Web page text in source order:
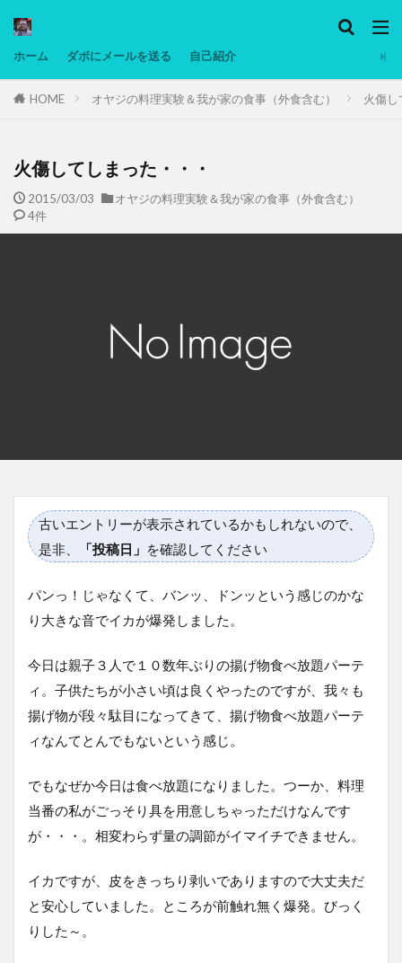
ホーム ダボにメールを送る 自己紹介
HOME オヤジの料理実験＆我が家の食事（外食含む） 火傷し
火傷してしまった・・・
2015/03/03
オヤジの料理実験＆我が家の食事（外食含む）
4件
古いエントリーが表示されているかもしれないので、
是非、
「投稿日」 を確認してください
パンっ！じゃなくて、バンッ、ドンッという感じのかな
り大きな音でイカが爆発しました。
今日は親子３人で１０数年ぶりの揚げ物食べ放題パーテ
ィ。子供たちが小さい頃は良くやったのですが、我々も
揚げ物が段々駄目になってきて、揚げ物食べ放題パーテ
ィなんてとんでもないという感じ。
でもなぜか今日は食べ放題になりました。つーか、料理
当番の私がごっそり具を用意しちゃっただけなんです
が・・・。相変わらず量の調節がイマイチできません。
イカですが、皮をきっちり剥いでありますので大丈夫だ
と安心していました。ところが前触れ無く爆発。びっく
りした～。
タグ
マレーシア動画